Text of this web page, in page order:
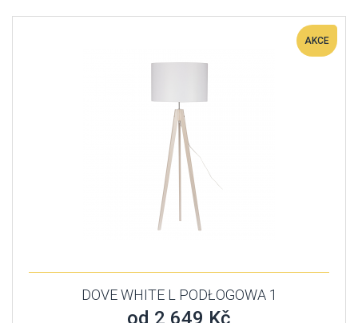
AKCE
DOVE WHITE L PODŁOGOWA 1
od 2 649 Kč